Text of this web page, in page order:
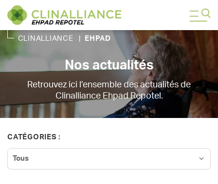
CLINALLIANCE EHPAD
Nos actualités
Retrouvez ici l’ensemble des actualités de
Clinalliance Ehpad Repotel.
CATÉGORIES :